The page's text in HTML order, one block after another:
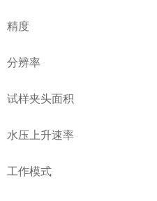
精度
分辨率
试样夹头面积
水压上升速率
工作模式